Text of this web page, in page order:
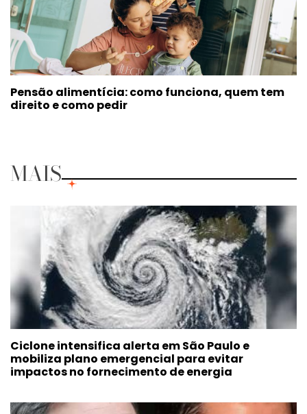
Pensão alimentícia: como funciona, quem tem
direito e como pedir
MAIS
Ciclone intensifica alerta em São Paulo e
mobiliza plano emergencial para evitar
impactos no fornecimento de energia